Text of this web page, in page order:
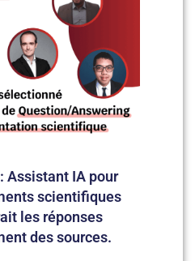
Assistant IA pour
scientifiques
les réponses
des sources.